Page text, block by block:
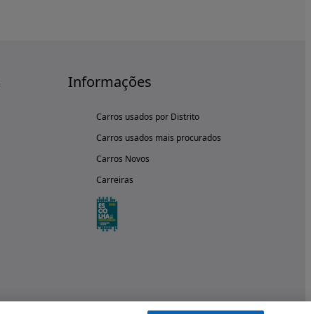
Informações
Carros usados por Distrito
Carros usados mais procurados
Carros Novos
Carreiras